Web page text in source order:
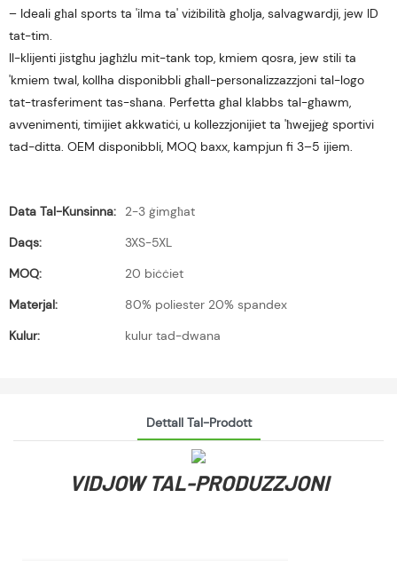
– Ideali għal sports ta 'ilma ta' viżibilità għolja, salvagwardji, jew ID
tat-tim.
Il-klijenti jistgħu jagħżlu mit-tank top, kmiem qosra, jew stili ta
'kmiem twal, kollha disponibbli għall-personalizzazzjoni tal-logo
tat-trasferiment tas-sħana. Perfetta għal klabbs tal-għawm,
avvenimenti, timijiet akkwatiċi, u kollezzjonijiet ta 'ħwejjeġ sportivi
tad-ditta. OEM disponibbli, MOQ baxx, kampjun fi 3–5 ijiem.
Data Tal-Kunsinna:
2-3 ġimgħat
Daqs:
3XS-5XL
MOQ:
20 biċċiet
Materjal:
80% poliester 20% spandex
Kulur:
kulur tad-dwana
Dettall Tal-Prodott
VIDJOW TAL-PRODUZZJONI